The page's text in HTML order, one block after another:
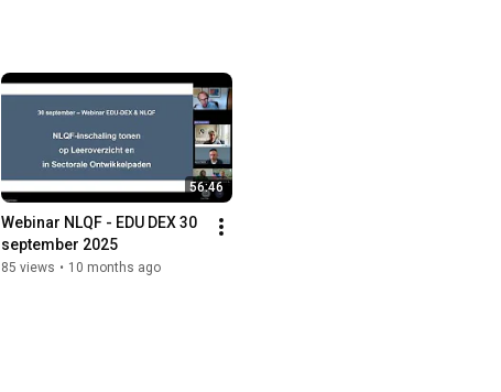
56:46
Webinar NLQF - EDU DEX 30
september 2025
85 views • 10 months ago